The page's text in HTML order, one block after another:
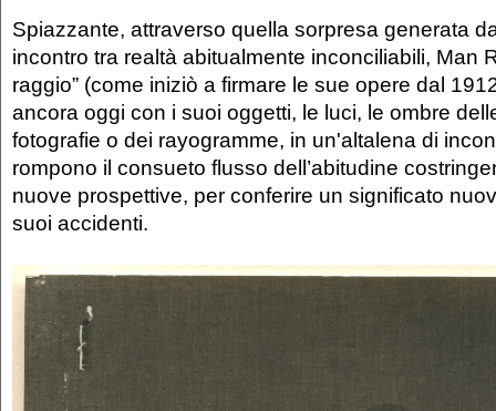
Spiazzante, attraverso quella sorpresa generata
incontro tra realtà abitualmente inconciliabili, Man
raggio” (come iniziò a firmare le sue opere dal
ancora oggi con i suoi oggetti, le luci, le ombre
fotografie o dei rayogramme, in un'altalena di
rompono il consueto flusso dell’abitudine
nuove prospettive, per conferire un significato
suoi accidenti.